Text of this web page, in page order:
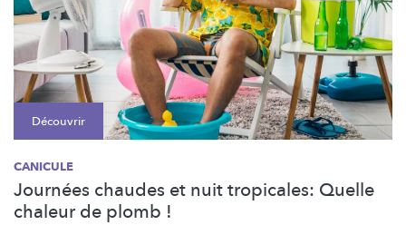
Découvrir
CANICULE
Journées chaudes et nuit tropicales: Quelle
chaleur de plomb !